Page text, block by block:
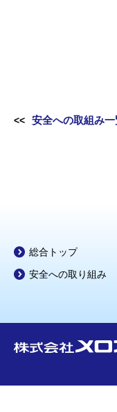
安全への取組み
総合トップ
安全への取り組み